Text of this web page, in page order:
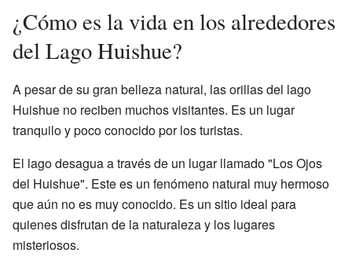
¿Cómo es la vida en los alrededores
del Lago Huishue?
A pesar de su gran belleza natural, las orillas del lago
Huishue no reciben muchos visitantes. Es un lugar
tranquilo y poco conocido por los turistas.
El lago desagua a través de un lugar llamado "Los Ojos
del Huishue". Este es un fenómeno natural muy hermoso
que aún no es muy conocido. Es un sitio ideal para
quienes disfrutan de la naturaleza y los lugares
misteriosos.